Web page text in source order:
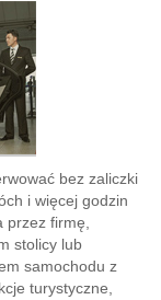
bez zaliczki
i więcej godzin
przez firmę,
stolicy lub
samochodu z
turystyczne,